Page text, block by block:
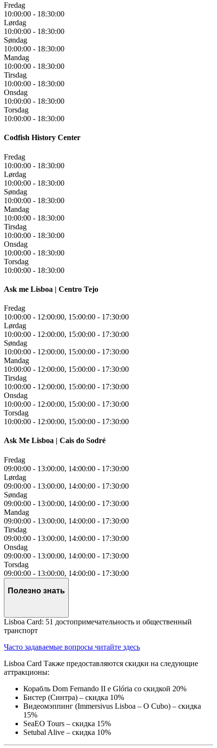
Fredag
10:00:00 - 18:30:00
Lørdag
10:00:00 - 18:30:00
Søndag
10:00:00 - 18:30:00
Mandag
10:00:00 - 18:30:00
Tirsdag
10:00:00 - 18:30:00
Onsdag
10:00:00 - 18:30:00
Torsdag
10:00:00 - 18:30:00
Codfish History Center
Fredag
10:00:00 - 18:30:00
Lørdag
10:00:00 - 18:30:00
Søndag
10:00:00 - 18:30:00
Mandag
10:00:00 - 18:30:00
Tirsdag
10:00:00 - 18:30:00
Onsdag
10:00:00 - 18:30:00
Torsdag
10:00:00 - 18:30:00
Ask me Lisboa | Centro Tejo
Fredag
10:00:00 - 12:00:00, 15:00:00 - 17:30:00
Lørdag
10:00:00 - 12:00:00, 15:00:00 - 17:30:00
Søndag
10:00:00 - 12:00:00, 15:00:00 - 17:30:00
Mandag
10:00:00 - 12:00:00, 15:00:00 - 17:30:00
Tirsdag
10:00:00 - 12:00:00, 15:00:00 - 17:30:00
Onsdag
10:00:00 - 12:00:00, 15:00:00 - 17:30:00
Torsdag
10:00:00 - 12:00:00, 15:00:00 - 17:30:00
Ask Me Lisboa | Cais do Sodré
Fredag
09:00:00 - 13:00:00, 14:00:00 - 17:30:00
Lørdag
09:00:00 - 13:00:00, 14:00:00 - 17:30:00
Søndag
09:00:00 - 13:00:00, 14:00:00 - 17:30:00
Mandag
09:00:00 - 13:00:00, 14:00:00 - 17:30:00
Tirsdag
09:00:00 - 13:00:00, 14:00:00 - 17:30:00
Onsdag
09:00:00 - 13:00:00, 14:00:00 - 17:30:00
Torsdag
09:00:00 - 13:00:00, 14:00:00 - 17:30:00
Полезно знать
Lisboa Card: 51 достопримечательность и общественный
транспорт
Часто задаваемые вопросы читайте здесь
Lisboa Card Также предоставляются скидки на следующие
аттракционы:
Корабль Dom Fernando II e Glória со скидкой 20%
Бистер (Синтра) – скидка 10%
Видеомэппинг (Immersivus Lisboa – O Cubo) – скидка
15%
SeaEO Tours – скидка 15%
Setubal Alive – скидка 10%